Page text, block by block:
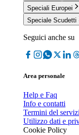
Speciali Europei
Speciale Scudetti
Seguici anche su
Area personale
Help e Faq
Info e contatti
Termini del
Utilizzo dati e
Cookie Policy